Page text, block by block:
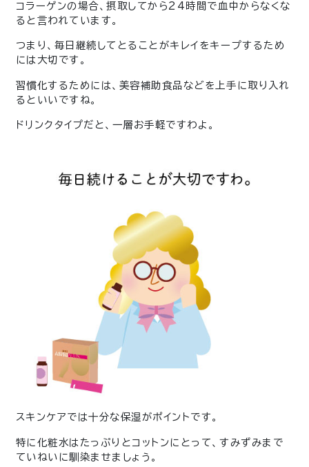
コラーゲンの場合、摂取してから24時間で血中からなくな
ると言われています。
つまり、毎日継続してとることがキレイをキープするため
には大切です。
習慣化するためには、美容補助食品などを上手に取り入れ
るといいですね。
ドリンクタイプだと、一層お手軽ですわよ。
スキンケアでは十分な保湿がポイントです。
特に化粧水はたっぷりとコットンにとって、すみずみまで
ていねいに馴染ませましょう。